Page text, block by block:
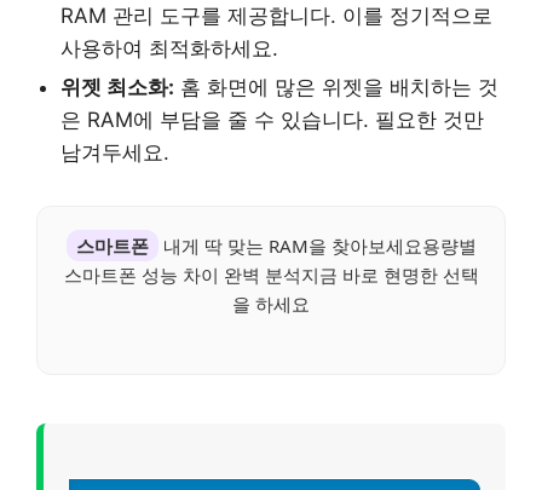
RAM 관리 도구를 제공합니다. 이를 정기적으로
사용하여 최적화하세요.
위젯 최소화: 홈 화면에 많은 위젯을 배치하는 것
은 RAM에 부담을 줄 수 있습니다. 필요한 것만
남겨두세요.
스마트폰
내게 딱 맞는 RAM을 찾아보세요용량별
스마트폰 성능 차이 완벽 분석지금 바로 현명한 선택
을 하세요